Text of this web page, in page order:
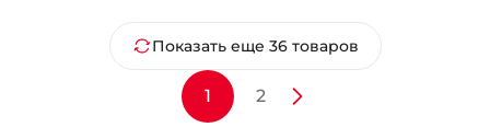
Показать еще 36 товаров
1 2